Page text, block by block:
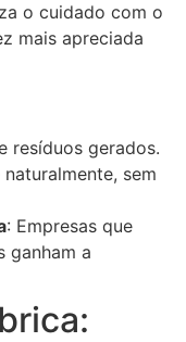
o cuidado com o
mais apreciada
resíduos gerados.
sem
: Empresas que
ganham a